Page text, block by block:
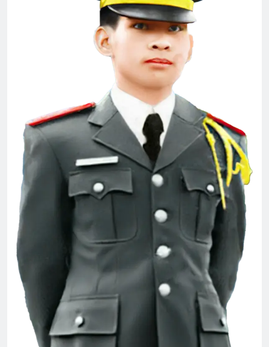
THP/TT chúc Giáng Sinh & năm mới
3 Years Ago
THT Nguyễn Huệ chúc mừng ĐH 2026
1 Year Ago
CTBCTY Tập III chương 34
3 Years Ago
MÙA XUÂN ĐANG VỀ, VỀ CÙNG ANH,
3 Years Ago
Văn Thư 004/TH nhiệm kỳ 2024-2026
2 Years Ago
Sư Đoàn 18 Bộ Binh VNCH
2 Years Ago